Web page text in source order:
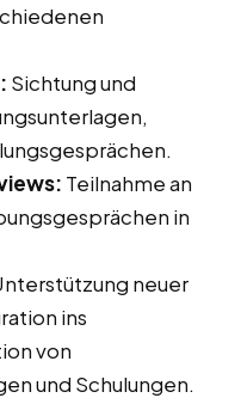
Sichtung und
Teilnahme an
in
neuer
ins
von
und Schulungen.